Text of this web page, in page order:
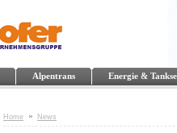
Alpentrans Energie &
Home News